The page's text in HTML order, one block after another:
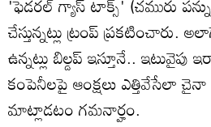
చేస్తున్నట్లు ట్రంప్ ప్రకటించారు.
ఉన్నట్లు బిల్డప్ ఇస్తూనే..
కంపెనీలపై ఆంక్షలు ఎత్తివేసేలా చైనా
మాట్లాడటం గమనార్హం.